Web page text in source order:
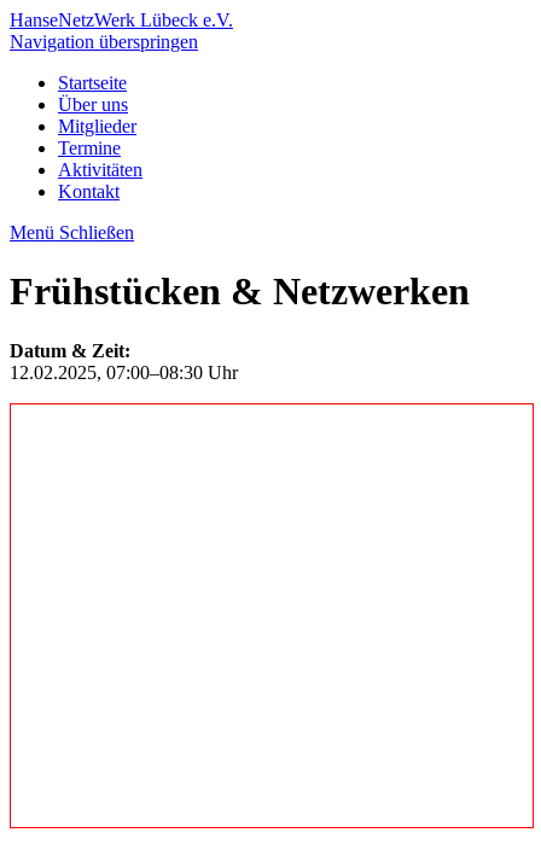
HanseNetzWerk Lübeck e.V.
Navigation überspringen
Startseite
Über uns
Mitglieder
Termine
Aktivitäten
Kontakt
Menü Schließen
Frühstücken & Netzwerken
Datum & Zeit:
12.02.2025, 07:00–08:30 Uhr